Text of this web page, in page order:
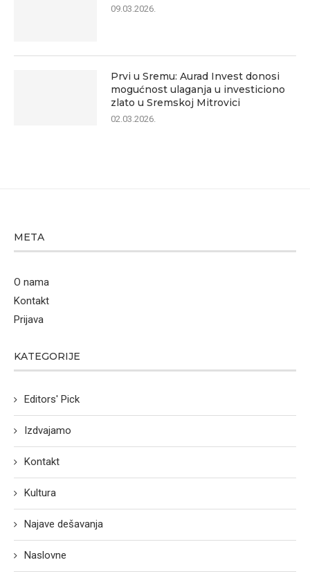
09.03.2026.
Prvi u Sremu: Aurad Invest donosi
mogućnost ulaganja u investiciono
zlato u Sremskoj Mitrovici
02.03.2026.
META
O nama
Kontakt
Prijava
KATEGORIJE
Editors' Pick
Izdvajamo
Kontakt
Kultura
Najave dešavanja
Naslovne